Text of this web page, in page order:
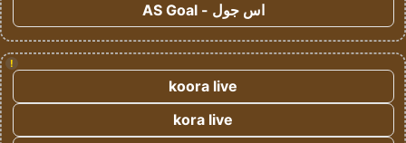
اس جول - AS Goal
!
koora live
kora live